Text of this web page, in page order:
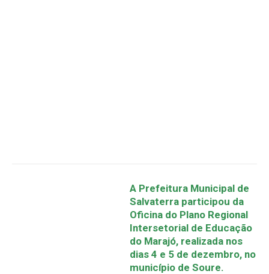
A Prefeitura Municipal de
Salvaterra participou da
Oficina do Plano Regional
Intersetorial de Educação
do Marajó, realizada nos
dias 4 e 5 de dezembro, no
município de Soure.